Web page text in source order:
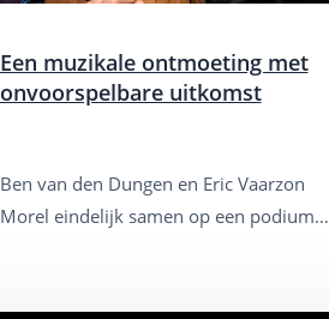
Een muzikale ontmoeting met
onvoorspelbare uitkomst
Ben van den Dungen en Eric Vaarzon
Morel eindelijk samen op een podium…